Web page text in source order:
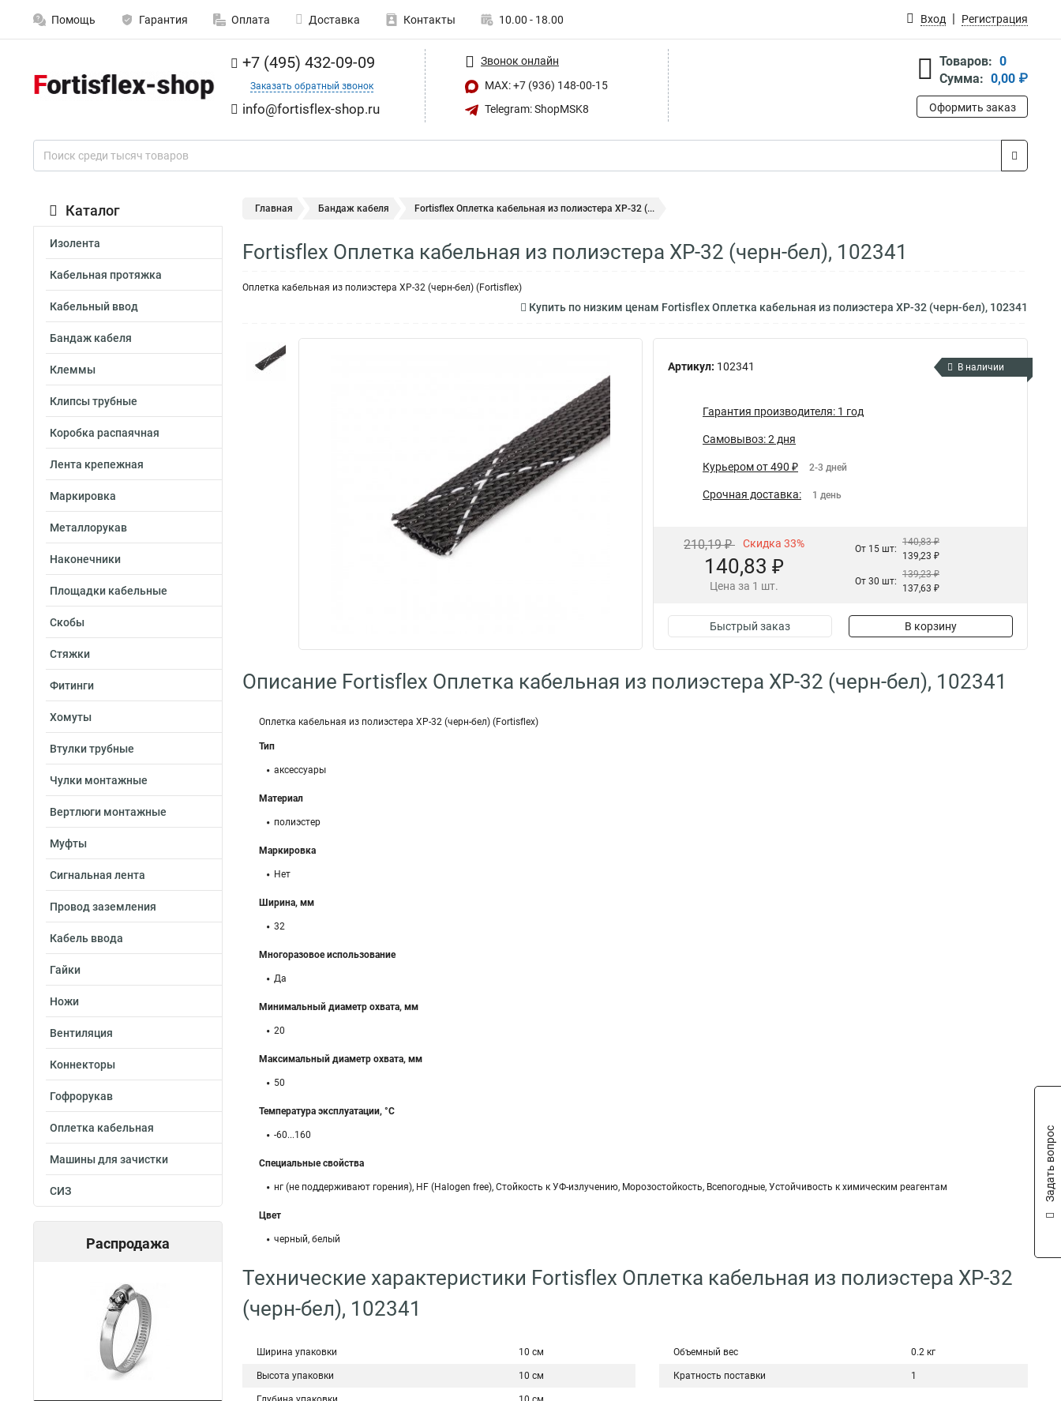
Помощь Гарантия Оплата Доставка Контакты 10.00 - 18.00 Вход Регистрация
+7 (495) 432-09-09
Заказать обратный звонок
info@fortisflex-shop.ru
Звонок онлайн
MAX: +7 (936) 148-00-15
Telegram: ShopMSK8
Товаров: 0
Сумма: 0,00 ₽
Оформить заказ
Каталог
Изолента
Кабельная протяжка
Кабельный ввод
Бандаж кабеля
Клеммы
Клипсы трубные
Коробка распаячная
Лента крепежная
Маркировка
Металлорукав
Наконечники
Площадки кабельные
Скобы
Стяжки
Фитинги
Хомуты
Втулки трубные
Чулки монтажные
Вертлюги монтажные
Муфты
Сигнальная лента
Провод заземления
Кабель ввода
Гайки
Ножи
Вентиляция
Коннекторы
Гофрорукав
Оплетка кабельная
Машины для зачистки
СИЗ
Распродажа
Главная Бандаж кабеля Fortisflex Оплетка кабельная из полиэстера XP-32 (...
Fortisflex Оплетка кабельная из полиэстера XP-32 (черн-бел), 102341
Оплетка кабельная из полиэстера XP-32 (черн-бел) (Fortisflex)
Купить по низким ценам Fortisflex Оплетка кабельная из полиэстера XP-32 (черн-бел), 102341
Артикул: 102341 В наличии
Гарантия производителя: 1 год
Самовывоз: 2 дня
Курьером от 490 ₽ 2-3 дней
Срочная доставка: 1 день
210,19 ₽ Скидка 33%
140,83 ₽
Цена за 1 шт.
От 15 шт:
140,83 ₽
139,23 ₽
От 30 шт:
139,23 ₽
137,63 ₽
Быстрый заказ В корзину
Описание Fortisflex Оплетка кабельная из полиэстера XP-32 (черн-бел), 102341
Оплетка кабельная из полиэстера XP-32 (черн-бел) (Fortisflex)
Тип
аксессуары
Материал
полиэстер
Маркировка
Нет
Ширина, мм
32
Многоразовое использование
Да
Минимальный диаметр охвата, мм
20
Максимальный диаметр охвата, мм
50
Температура эксплуатации, °C
-60...160
Специальные свойства
нг (не поддерживают горения), HF (Halogen free), Стойкость к УФ-излучению, Морозостойкость, Всепогодные, Устойчивость к химическим реагентам
Цвет
черный, белый
Технические характеристики Fortisflex Оплетка кабельная из полиэстера XP-32
(черн-бел), 102341
Ширина упаковки 10 см
Высота упаковки 10 см
Объемный вес 0.2 кг
Кратность поставки 1
Задать вопрос